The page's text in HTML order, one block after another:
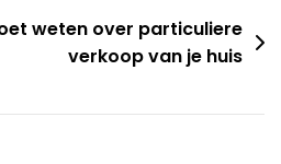
weten over particuliere
verkoop van je huis